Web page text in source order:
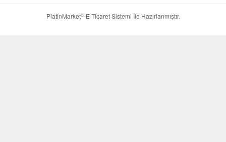
PlatinMarket®E-Ticaret Sistemi İle Hazırlanmıştır.